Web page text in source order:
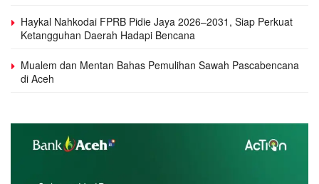
Haykal Nahkodai FPRB Pidie Jaya 2026–2031, Siap Perkuat
Ketangguhan Daerah Hadapi Bencana
Mualem dan Mentan Bahas Pemulihan Sawah Pascabencana
di Aceh